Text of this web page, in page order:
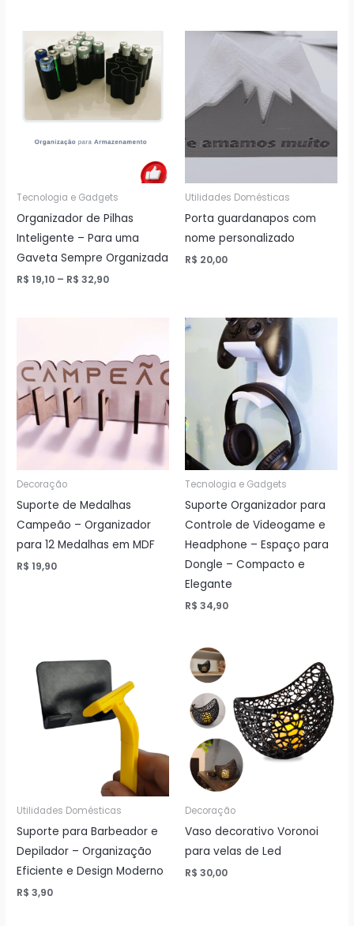
Tecnologia e Gadgets
Organizador de Pilhas
Inteligente – Para uma
Gaveta Sempre Organizada
R$ 19,10 – R$ 32,90Price
Utilidades Domésticas
Porta guardanapos com
nome personalizado
R$ 20,00
Decoração
Suporte de Medalhas
Campeão – Organizador
para 12 Medalhas em MDF
R$ 19,90
Tecnologia e Gadgets
Suporte Organizador para
Controle de Videogame e
Headphone – Espaço para
Dongle – Compacto e
Elegante
R$ 34,90
Utilidades Domésticas
Suporte para Barbeador e
Depilador – Organização
Eficiente e Design Moderno
R$ 3,90
Decoração
Vaso decorativo Voronoi
para velas de Led
R$ 30,00